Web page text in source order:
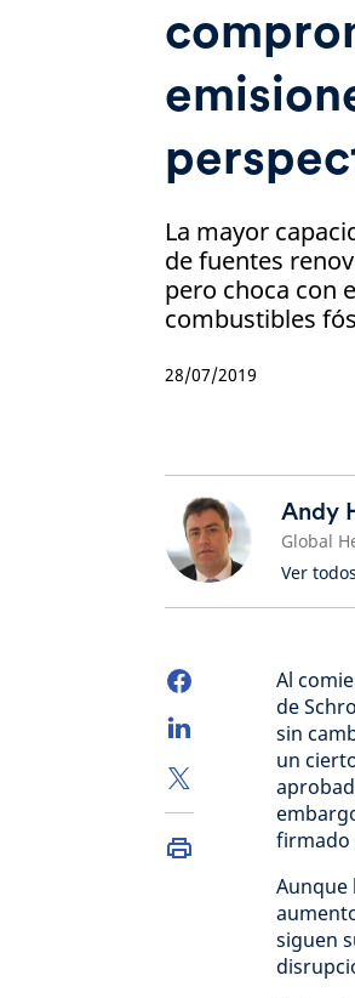
La mayor
de fuentes
pero choca con
combustibles
28/07/2019
Andy
Ver
Al
de
sin
un
firmado
Aunque
siguen